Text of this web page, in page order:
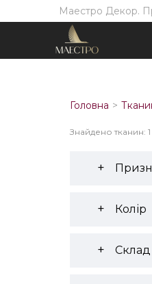
Маестро Декор.
Головна
Знайдено тканин: 1
Колір
Склад